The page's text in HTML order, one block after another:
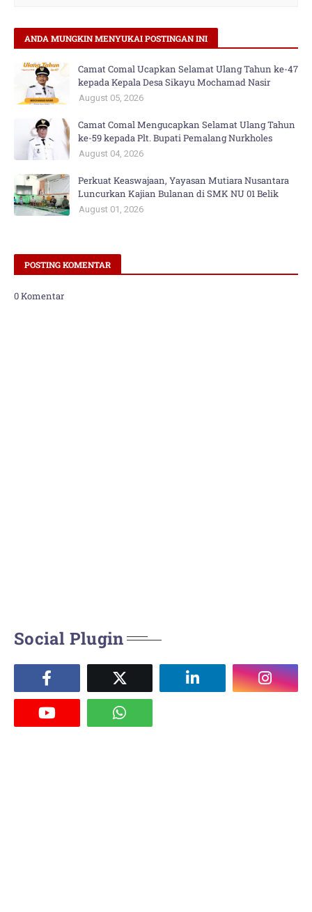
ANDA MUNGKIN MENYUKAI POSTINGAN INI
Camat Comal Ucapkan Selamat Ulang Tahun ke-47
kepada Kepala Desa Sikayu Mochamad Nasir
August 05, 2026
Camat Comal Mengucapkan Selamat Ulang Tahun
ke-59 kepada Plt. Bupati Pemalang Nurkholes
August 04, 2026
Perkuat Keaswajaan, Yayasan Mutiara Nusantara
Luncurkan Kajian Bulanan di SMK NU 01 Belik
August 01, 2026
POSTING KOMENTAR
0 Komentar
Social Plugin